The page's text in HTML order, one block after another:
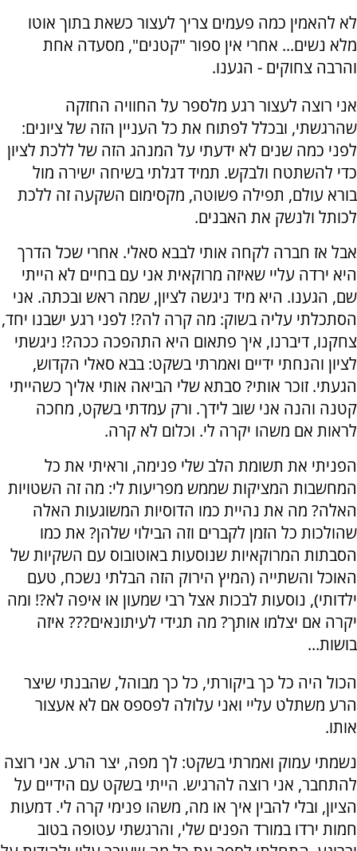
לא להאמין כמה פעמים צריך לעצור כשאת בתוך אוטו
מלא נשים... אחרי אין ספור "קטנים", מסעדה אחת
והרבה צחוקים - הגענו.
אני רוצה לעצור רגע מלספר על החוויה החזקה
שהרגשתי, ובכלל לפתוח את כל העניין הזה של ציונים:
לפני כמה שנים לא ידעתי על המנהג הזה של ללכת לציון
כדי להשתטח ולבקש. תמיד דגלתי בשיחה ישירה מול
בורא עולם, תפילה פשוטה, מקסימום השקעה זה ללכת
לכותל ולנשק את האבנים.
אבל אז חברה לקחה אותי לבבא סאלי. אחרי שכל הדרך
היא ירדה עליי שאיזה מרוקאית אני עם בחיים לא הייתי
שם, הגענו. היא מיד ניגשה לציון, שמה ראש ובכתה. אני
הסתכלתי עליה בשוק: מה קרה לה?! לפני רגע ישבנו יחד,
צחקנו, דיברנו, איך פתאום היא התהפכה ככה?! ניגשתי
לציון והנחתי ידיים ואמרתי בשקט: בבא סאלי הקדוש,
הגעתי. זוכר אותי? סבתא שלי הביאה אותי אליך כשהייתי
קטנה והנה אני שוב לידך. ורק עמדתי בשקט, מחכה
לראות אם משהו יקרה לי. וכלום לא קרה.
הפניתי את תשומת הלב שלי פנימה, וראיתי את כל
המחשבות המציקות שממש מפריעות לי: מה זה השטויות
האלה? מה את נהיית כמו הדוסיות המשוגעות האלה
שהולכות כל הזמן לקברים וזה הבילוי שלהן? את כמו
הסבתות המרוקאיות שנוסעות באוטובוס עם השקיות של
האוכל והשתייה (המיץ הירוק הזה הבלתי נשכח, טעם
ילדותי), נוסעות לבכות אצל רבי שמעון או איפה לא?! ומה
יקרה אם יצלמו אותך? מה תגידי לעיתונאים??? איזה
בושות...
הכול היה כל כך ביקורתי, כל כך מבוהל, שהבנתי שיצר
הרע משתלט עליי ואני עלולה לפספס אם לא אעצור
אותו.
נשמתי עמוק ואמרתי בשקט: לך מפה, יצר הרע. אני רוצה
להתחבר, אני רוצה להרגיש. הייתי בשקט עם הידיים על
הציון, ובלי להבין איך או מה, משהו פנימי קרה לי. דמעות
חמות ירדו במורד הפנים שלי, והרגשתי עטופה בטוב